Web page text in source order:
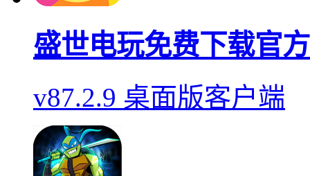
盛世电玩免费下载官
v87.2.9 桌面版客户端